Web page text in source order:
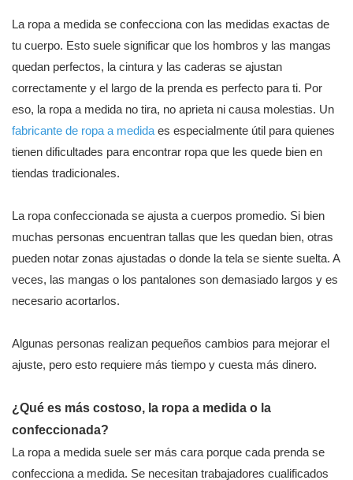
La ropa a medida se confecciona con las medidas exactas de
tu cuerpo. Esto suele significar que los hombros y las mangas
quedan perfectos, la cintura y las caderas se ajustan
correctamente y el largo de la prenda es perfecto para ti. Por
eso, la ropa a medida no tira, no aprieta ni causa molestias. Un
fabricante de ropa a medida es especialmente útil para quienes
tienen dificultades para encontrar ropa que les quede bien en
tiendas tradicionales.
La ropa confeccionada se ajusta a cuerpos promedio. Si bien
muchas personas encuentran tallas que les quedan bien, otras
pueden notar zonas ajustadas o donde la tela se siente suelta. A
veces, las mangas o los pantalones son demasiado largos y es
necesario acortarlos.
Algunas personas realizan pequeños cambios para mejorar el
ajuste, pero esto requiere más tiempo y cuesta más dinero.
¿Qué es más costoso, la ropa a medida o la
confeccionada?
La ropa a medida suele ser más cara porque cada prenda se
confecciona a medida. Se necesitan trabajadores cualificados